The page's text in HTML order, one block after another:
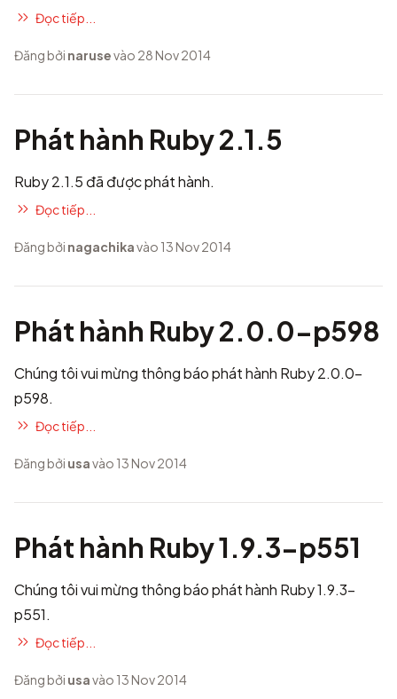
Đọc tiếp...
Đăng bởi narusevào 28 Nov 2014
Phát hành Ruby 2.1.5
Ruby 2.1.5 đã được phát hành.
Đọc tiếp...
Đăng bởi nagachikavào 13 Nov 2014
Phát hành Ruby 2.0.0-p598
Chúng tôi vui mừng thông báo phát hành Ruby 2.0.0-
p598.
Đọc tiếp...
Đăng bởi usavào 13 Nov 2014
Phát hành Ruby 1.9.3-p551
Chúng tôi vui mừng thông báo phát hành Ruby 1.9.3-
p551.
Đọc tiếp...
Đăng bởi usavào 13 Nov 2014